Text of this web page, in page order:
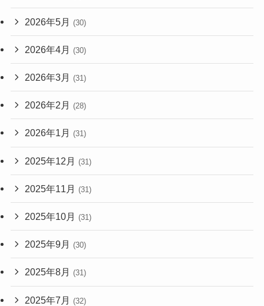
2026年5月 (30)
2026年4月 (30)
2026年3月 (31)
2026年2月 (28)
2026年1月 (31)
2025年12月 (31)
2025年11月 (31)
2025年10月 (31)
2025年9月 (30)
2025年8月 (31)
2025年7月 (32)